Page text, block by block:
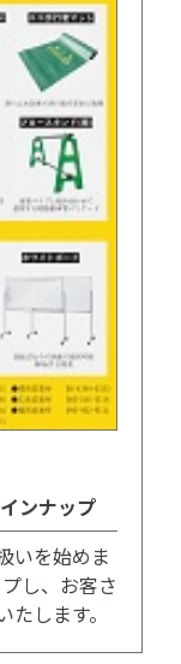
ンナップ
いを始めま
し、お客さ
します。